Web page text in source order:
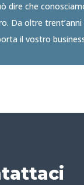
dire che
Da oltre
il vostro